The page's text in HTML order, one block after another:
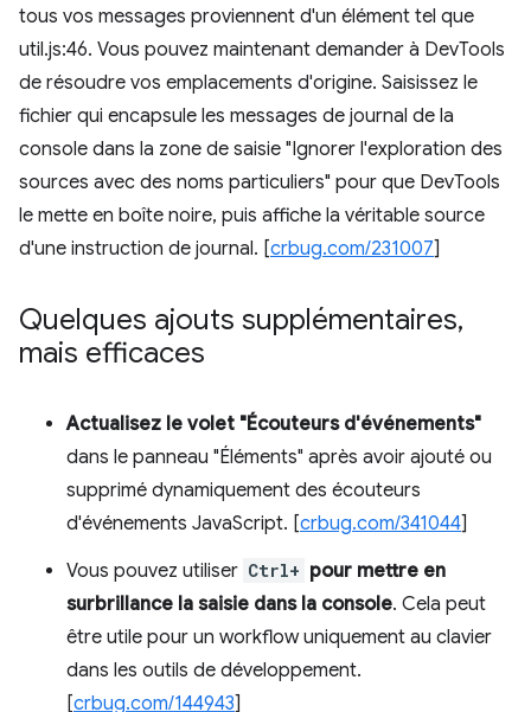
tous vos messages proviennent d'un élément tel que
util.js:46. Vous pouvez maintenant demander à DevTools
de résoudre vos emplacements d'origine. Saisissez le
fichier qui encapsule les messages de journal de la
console dans la zone de saisie "Ignorer l'exploration des
sources avec des noms particuliers" pour que DevTools
le mette en boîte noire, puis affiche la véritable source
d'une instruction de journal. [crbug.com/231007]
Quelques ajouts supplémentaires,
mais efficaces
Actualisez le volet "Écouteurs d'événements"
dans le panneau "Éléments" après avoir ajouté ou
supprimé dynamiquement des écouteurs
d'événements JavaScript. [crbug.com/341044]
Vous pouvez utiliser Ctrl+ pour mettre en
surbrillance la saisie dans la console. Cela peut
être utile pour un workflow uniquement au clavier
dans les outils de développement.
[crbug.com/144943]